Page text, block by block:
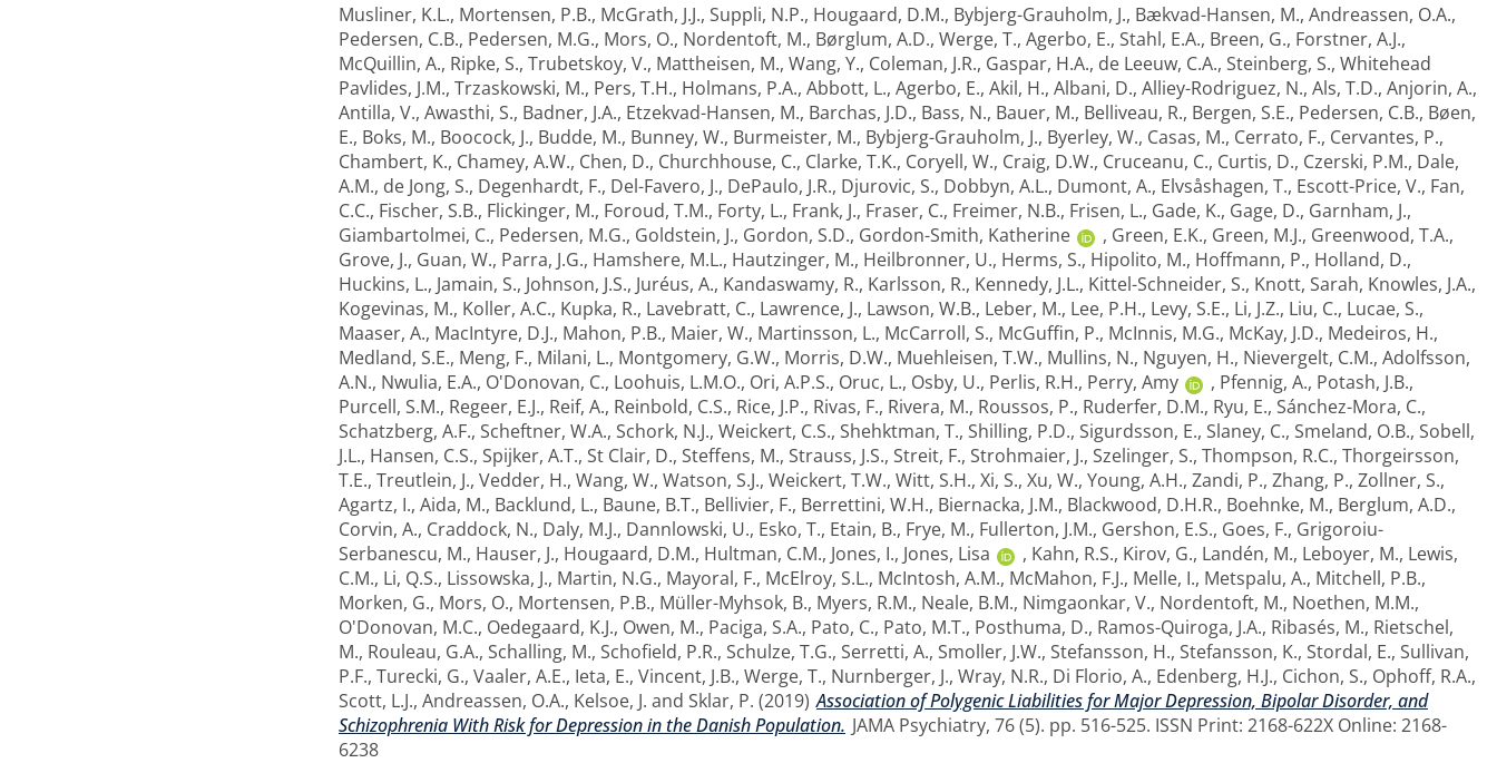
Musliner, K.L., Mortensen, P.B., McGrath, J.J., Suppli, N.P., Hougaard, D.M., Bybjerg-Grauholm, J., Bækvad-Hansen, M., Andreassen, O.A.,
Pedersen, C.B., Pedersen, M.G., Mors, O., Nordentoft, M., Børglum, A.D., Werge, T., Agerbo, E., Stahl, E.A., Breen, G., Forstner, A.J.,
McQuillin, A., Ripke, S., Trubetskoy, V., Mattheisen, M., Wang, Y., Coleman, J.R., Gaspar, H.A., de Leeuw, C.A., Steinberg, S., Whitehead
Pavlides, J.M., Trzaskowski, M., Pers, T.H., Holmans, P.A., Abbott, L., Agerbo, E., Akil, H., Albani, D., Alliey-Rodriguez, N., Als, T.D., Anjorin, A.,
Antilla, V., Awasthi, S., Badner, J.A., Etzekvad-Hansen, M., Barchas, J.D., Bass, N., Bauer, M., Belliveau, R., Bergen, S.E., Pedersen, C.B., Bøen,
E., Boks, M., Boocock, J., Budde, M., Bunney, W., Burmeister, M., Bybjerg-Grauholm, J., Byerley, W., Casas, M., Cerrato, F., Cervantes, P.,
Chambert, K., Chamey, A.W., Chen, D., Churchhouse, C., Clarke, T.K., Coryell, W., Craig, D.W., Cruceanu, C., Curtis, D., Czerski, P.M., Dale,
A.M., de Jong, S., Degenhardt, F., Del-Favero, J., DePaulo, J.R., Djurovic, S., Dobbyn, A.L., Dumont, A., Elvsåshagen, T., Escott-Price, V., Fan,
C.C., Fischer, S.B., Flickinger, M., Foroud, T.M., Forty, L., Frank, J., Fraser, C., Freimer, N.B., Frisen, L., Gade, K., Gage, D., Garnham, J.,
Giambartolmei, C., Pedersen, M.G., Goldstein, J., Gordon, S.D., Gordon-Smith, Katherine , Green, E.K., Green, M.J., Greenwood, T.A.,
Grove, J., Guan, W., Parra, J.G., Hamshere, M.L., Hautzinger, M., Heilbronner, U., Herms, S., Hipolito, M., Hoffmann, P., Holland, D.,
Huckins, L., Jamain, S., Johnson, J.S., Juréus, A., Kandaswamy, R., Karlsson, R., Kennedy, J.L., Kittel-Schneider, S., Knott, Sarah, Knowles, J.A.,
Kogevinas, M., Koller, A.C., Kupka, R., Lavebratt, C., Lawrence, J., Lawson, W.B., Leber, M., Lee, P.H., Levy, S.E., Li, J.Z., Liu, C., Lucae, S.,
Maaser, A., MacIntyre, D.J., Mahon, P.B., Maier, W., Martinsson, L., McCarroll, S., McGuffin, P., McInnis, M.G., McKay, J.D., Medeiros, H.,
Medland, S.E., Meng, F., Milani, L., Montgomery, G.W., Morris, D.W., Muehleisen, T.W., Mullins, N., Nguyen, H., Nievergelt, C.M., Adolfsson,
A.N., Nwulia, E.A., O'Donovan, C., Loohuis, L.M.O., Ori, A.P.S., Oruc, L., Osby, U., Perlis, R.H., Perry, Amy , Pfennig, A., Potash, J.B.,
Purcell, S.M., Regeer, E.J., Reif, A., Reinbold, C.S., Rice, J.P., Rivas, F., Rivera, M., Roussos, P., Ruderfer, D.M., Ryu, E., Sánchez-Mora, C.,
Schatzberg, A.F., Scheftner, W.A., Schork, N.J., Weickert, C.S., Shehktman, T., Shilling, P.D., Sigurdsson, E., Slaney, C., Smeland, O.B., Sobell,
J.L., Hansen, C.S., Spijker, A.T., St Clair, D., Steffens, M., Strauss, J.S., Streit, F., Strohmaier, J., Szelinger, S., Thompson, R.C., Thorgeirsson,
T.E., Treutlein, J., Vedder, H., Wang, W., Watson, S.J., Weickert, T.W., Witt, S.H., Xi, S., Xu, W., Young, A.H., Zandi, P., Zhang, P., Zollner, S.,
Agartz, I., Aida, M., Backlund, L., Baune, B.T., Bellivier, F., Berrettini, W.H., Biernacka, J.M., Blackwood, D.H.R., Boehnke, M., Berglum, A.D.,
Corvin, A., Craddock, N., Daly, M.J., Dannlowski, U., Esko, T., Etain, B., Frye, M., Fullerton, J.M., Gershon, E.S., Goes, F., Grigoroiu-
Serbanescu, M., Hauser, J., Hougaard, D.M., Hultman, C.M., Jones, I., Jones, Lisa , Kahn, R.S., Kirov, G., Landén, M., Leboyer, M., Lewis,
C.M., Li, Q.S., Lissowska, J., Martin, N.G., Mayoral, F., McElroy, S.L., McIntosh, A.M., McMahon, F.J., Melle, I., Metspalu, A., Mitchell, P.B.,
Morken, G., Mors, O., Mortensen, P.B., Müller-Myhsok, B., Myers, R.M., Neale, B.M., Nimgaonkar, V., Nordentoft, M., Noethen, M.M.,
O'Donovan, M.C., Oedegaard, K.J., Owen, M., Paciga, S.A., Pato, C., Pato, M.T., Posthuma, D., Ramos-Quiroga, J.A., Ribasés, M., Rietschel,
M., Rouleau, G.A., Schalling, M., Schofield, P.R., Schulze, T.G., Serretti, A., Smoller, J.W., Stefansson, H., Stefansson, K., Stordal, E., Sullivan,
P.F., Turecki, G., Vaaler, A.E., Ieta, E., Vincent, J.B., Werge, T., Nurnberger, J., Wray, N.R., Di Florio, A., Edenberg, H.J., Cichon, S., Ophoff, R.A.,
Scott, L.J., Andreassen, O.A., Kelsoe, J. and Sklar, P. (2019) Association of Polygenic Liabilities for Major Depression, Bipolar Disorder, and
Schizophrenia With Risk for Depression in the Danish Population. JAMA Psychiatry, 76 (5). pp. 516-525. ISSN Print: 2168-622X Online: 2168-
6238